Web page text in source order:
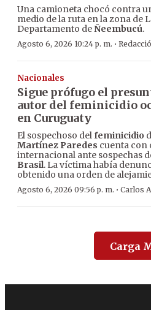
Una camioneta chocó contra
medio de la ruta en la zona de
Departamento deÑeembucú.
Agosto 6, 2026 10:24 p. m. ·
Nacionales
Sigue prófugo el
autor del feminicidio
en Curuguaty
El sospechoso delfeminicidio
Martínez Paredes cuenta con
internacional ante sospechas
Brasil. La víctima había
obtenido una orden de
Agosto 6, 2026 09:56 p. m. · Carlos
Carga